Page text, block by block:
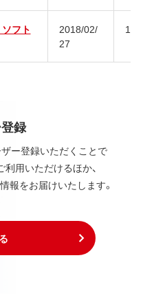
フト
2018/02/
27
録
ー登録いただくことで
用いただけるほか、
報をお届けいたします。